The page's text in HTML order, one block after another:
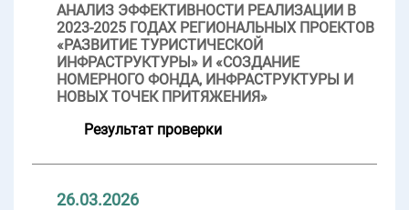
АНАЛИЗ ЭФФЕКТИВНОСТИ РЕАЛИЗАЦИИ В
2023-2025 ГОДАХ РЕГИОНАЛЬНЫХ ПРОЕКТОВ
«РАЗВИТИЕ ТУРИСТИЧЕСКОЙ
ИНФРАСТРУКТУРЫ» И «СОЗДАНИЕ
НОМЕРНОГО ФОНДА, ИНФРАСТРУКТУРЫ И
НОВЫХ ТОЧЕК ПРИТЯЖЕНИЯ»
Результат проверки
26.03.2026